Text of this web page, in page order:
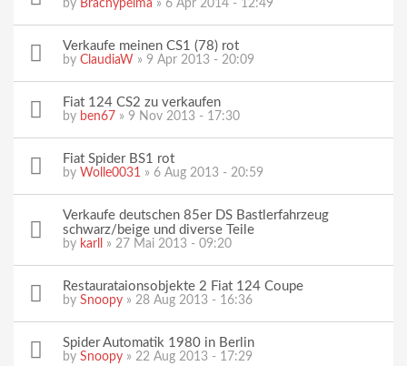
by Brachypelma » 6 Apr 2014 - 12:49
Verkaufe meinen CS1 (78) rot
by ClaudiaW » 9 Apr 2013 - 20:09
Fiat 124 CS2 zu verkaufen
by ben67 » 9 Nov 2013 - 17:30
Fiat Spider BS1 rot
by Wolle0031 » 6 Aug 2013 - 20:59
Verkaufe deutschen 85er DS Bastlerfahrzeug
schwarz/beige und diverse Teile
by karll » 27 Mai 2013 - 09:20
Restaurataionsobjekte 2 Fiat 124 Coupe
by Snoopy » 28 Aug 2013 - 16:36
Spider Automatik 1980 in Berlin
by Snoopy » 22 Aug 2013 - 17:29